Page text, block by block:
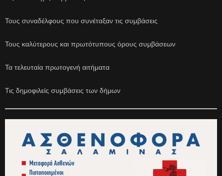
Τους συναδέλφους που συνέταξαν τις συμβάσεις
Τους καλύτερους και πρωτότυπους όρους συμβάσεων
Τα τελευταία πρωτογενή αιτήματα
Τις δημοφιλείς συμβάσεις των δήμων